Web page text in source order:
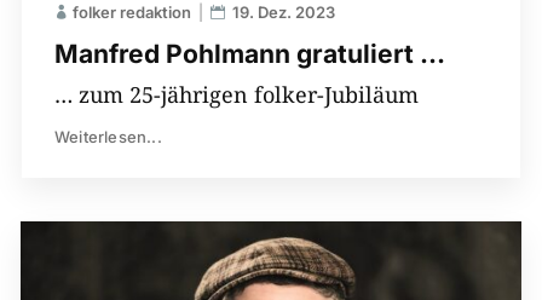
Manfred Pohlmann gratuliert …
folker redaktion 19. Dez. 2023
… zum 25-jährigen folker-Jubiläum
Weiterlesen...